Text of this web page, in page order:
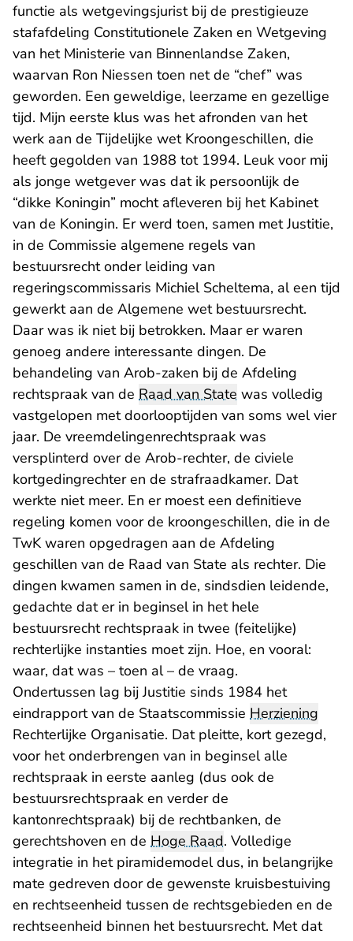
functie als wetgevingsjurist bij de prestigieuze
stafafdeling Constitutionele Zaken en Wetgeving
van het Ministerie van Binnenlandse Zaken,
waarvan Ron Niessen toen net de “chef” was
geworden. Een geweldige, leerzame en gezellige
tijd. Mijn eerste klus was het afronden van het
werk aan de Tijdelijke wet Kroongeschillen, die
heeft gegolden van 1988 tot 1994. Leuk voor mij
als jonge wetgever was dat ik persoonlijk de
“dikke Koningin” mocht afleveren bij het Kabinet
van de Koningin. Er werd toen, samen met Justitie,
in de Commissie algemene regels van
bestuursrecht onder leiding van
regeringscommissaris Michiel Scheltema, al een tijd
gewerkt aan de Algemene wet bestuursrecht.
Daar was ik niet bij betrokken. Maar er waren
genoeg andere interessante dingen. De
behandeling van Arob-zaken bij de Afdeling
rechtspraak van de Raad van State was volledig
vastgelopen met doorlooptijden van soms wel vier
jaar. De vreemdelingenrechtspraak was
versplinterd over de Arob-rechter, de civiele
kortgedingrechter en de strafraadkamer. Dat
werkte niet meer. En er moest een definitieve
regeling komen voor de kroongeschillen, die in de
TwK waren opgedragen aan de Afdeling
geschillen van de Raad van State als rechter. Die
dingen kwamen samen in de, sindsdien leidende,
gedachte dat er in beginsel in het hele
bestuursrecht rechtspraak in twee (feitelijke)
rechterlijke instanties moet zijn. Hoe, en vooral:
waar, dat was – toen al – de vraag.
Ondertussen lag bij Justitie sinds 1984 het
eindrapport van de Staatscommissie Herziening
Rechterlijke Organisatie. Dat pleitte, kort gezegd,
voor het onderbrengen van in beginsel alle
rechtspraak in eerste aanleg (dus ook de
bestuursrechtspraak en verder de
kantonrechtspraak) bij de rechtbanken, de
gerechtshoven en de Hoge Raad. Volledige
integratie in het piramidemodel dus, in belangrijke
mate gedreven door de gewenste kruisbestuiving
en rechtseenheid tussen de rechtsgebieden en de
rechtseenheid binnen het bestuursrecht. Met dat